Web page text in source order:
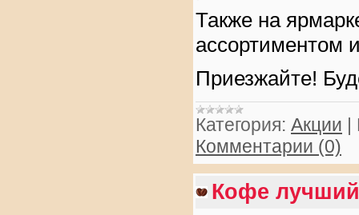
Также на
ассортиментом
Приезжайте!
Категория: Акции |
Комментарии (0)
Кофе